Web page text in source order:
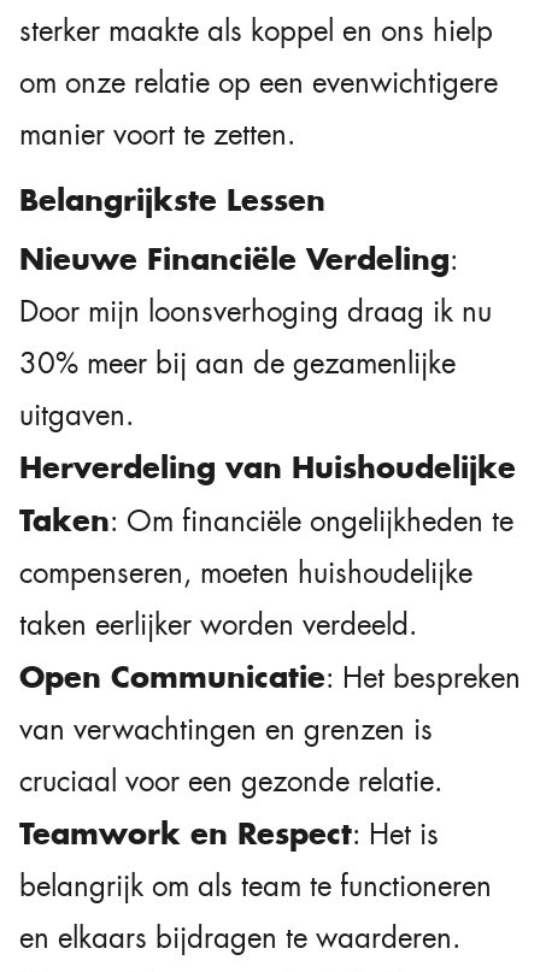
sterker maakte als koppel en ons hielp
om onze relatie op een evenwichtigere
manier voort te zetten.
Belangrijkste Lessen
Nieuwe Financiële Verdeling:
Door mijn loonsverhoging draag ik nu
30% meer bij aan de gezamenlijke
uitgaven.
Herverdeling van Huishoudelijke
Taken: Om financiële ongelijkheden te
compenseren, moeten huishoudelijke
taken eerlijker worden verdeeld.
Open Communicatie: Het bespreken
van verwachtingen en grenzen is
cruciaal voor een gezonde relatie.
Teamwork en Respect: Het is
belangrijk om als team te functioneren
en elkaars bijdragen te waarderen.